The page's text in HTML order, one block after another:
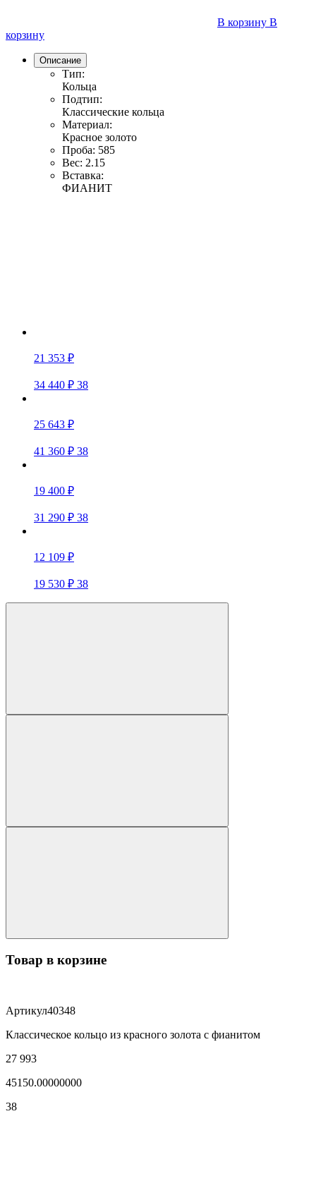
В корзину В
корзину
Описание
Тип:
Кольца
Подтип:
Классические кольца
Материал:
Красное золото
Проба: 585
Вес: 2.15
Вставка:
ФИАНИТ
21 353 ₽
34 440 ₽ 38
25 643 ₽
41 360 ₽ 38
19 400 ₽
31 290 ₽ 38
12 109 ₽
19 530 ₽ 38
Товар в корзине
Артикул40348
Классическое кольцо из красного золота с фианитом
27 993
45150.00000000
38